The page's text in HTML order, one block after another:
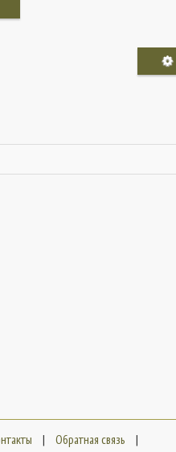
| Обратная связь
|